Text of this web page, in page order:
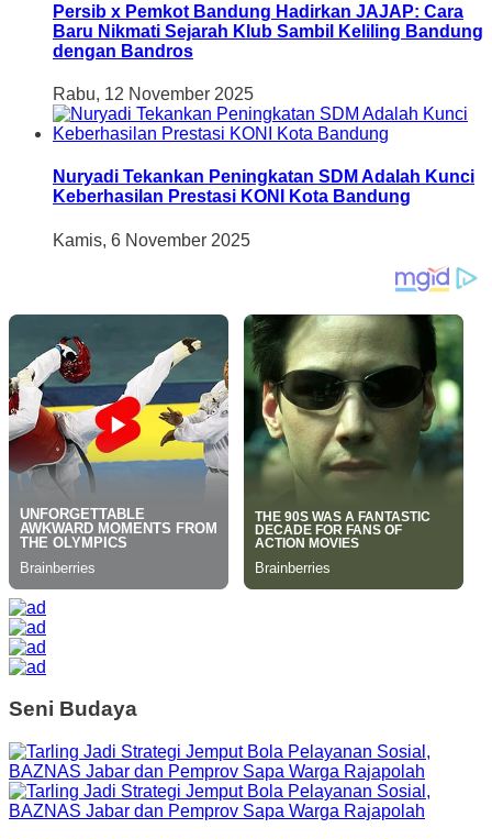
Persib x Pemkot Bandung Hadirkan JAJAP: Cara
Baru Nikmati Sejarah Klub Sambil Keliling Bandung
dengan Bandros
Rabu, 12 November 2025
Nuryadi Tekankan Peningkatan SDM Adalah Kunci
Keberhasilan Prestasi KONI Kota Bandung
Kamis, 6 November 2025
Seni Budaya